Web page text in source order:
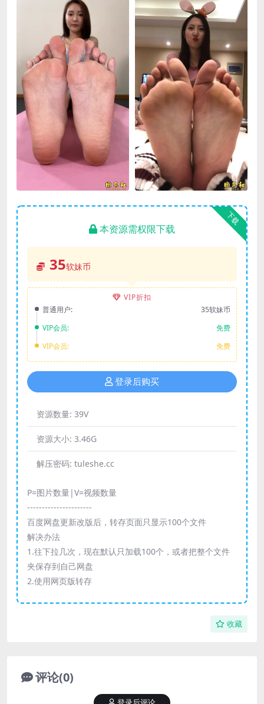
下载
本资源需权限下载
35软妹币
VIP折扣
普通用户:
35软妹币
VIP会员:
免费
VIP会员:
免费
登录后购买
资源数量: 39V
资源大小: 3.46G
解压密码: tuleshe.cc
P=图片数量|V=视频数量
----------------------
百度网盘更新改版后，转存页面只显示100个文件
解决办法
1.往下拉几次，现在默认只加载100个，或者把整个文件
夹保存到自己网盘
2.使用网页版转存
收藏
评论(0)